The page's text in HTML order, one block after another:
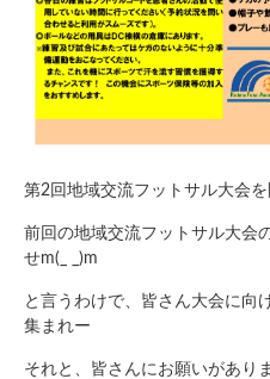
第2回地域交流フットサル大会
前回の地域交流フットサル大会
せm(_ _)m
と言うわけで、皆さん大会に向
集まれー
それと、皆さんにお願いがあり